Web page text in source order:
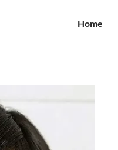
Home